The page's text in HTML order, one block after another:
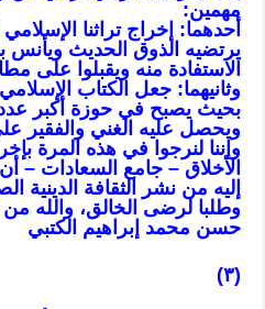
مهمين:
أحدهما: إخراج تراثنا الإسلامي
يرتضيه الذوق الحديث ويأنس
الاستفادة منه ويقبلوا على
وثانيهما: جعل الكتاب
بحيث يصبح في حوزة أكبر
ويحصل عليه الغني والفقير
وإننا لنرجوا في هذه المرة
الأخلاق – جامع السعادات –
إليه من نشر الثقافة الدينية
وطلبا لرضى الخالق، والله
حسن محمد إبراهيم الكتبي
(٣)